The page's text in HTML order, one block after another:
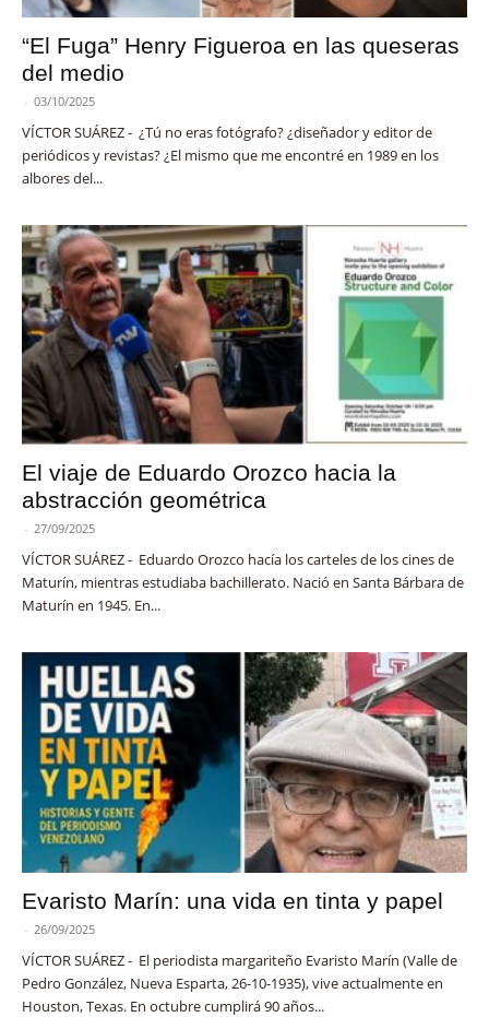
“El Fuga” Henry Figueroa en las queseras
del medio
- 03/10/2025
VÍCTOR SUÁREZ - ¿Tú no eras fotógrafo? ¿diseñador y editor de
periódicos y revistas? ¿El mismo que me encontré en 1989 en los
albores del...
El viaje de Eduardo Orozco hacia la
abstracción geométrica
- 27/09/2025
VÍCTOR SUÁREZ - Eduardo Orozco hacía los carteles de los cines de
Maturín, mientras estudiaba bachillerato. Nació en Santa Bárbara de
Maturín en 1945. En...
Evaristo Marín: una vida en tinta y papel
- 26/09/2025
VÍCTOR SUÁREZ - El periodista margariteño Evaristo Marín (Valle de
Pedro González, Nueva Esparta, 26-10-1935), vive actualmente en
Houston, Texas. En octubre cumplirá 90 años...